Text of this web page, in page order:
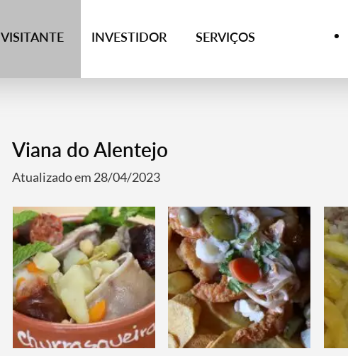
VISITANTE INVESTIDOR SERVIÇOS
Viana do Alentejo
Atualizado em 28/04/2023